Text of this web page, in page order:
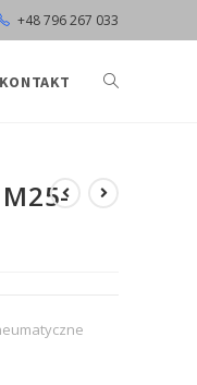
+48 796 267 033
KONTAKT